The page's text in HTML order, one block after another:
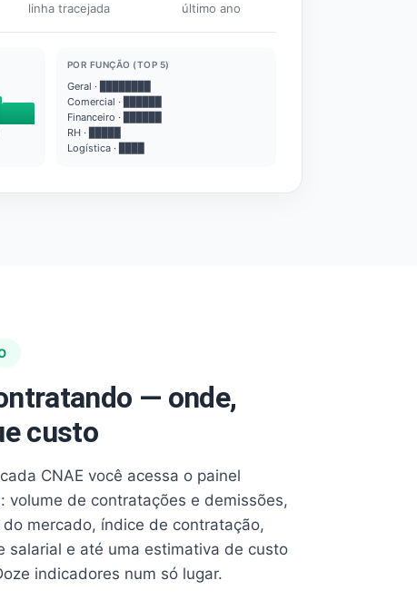
linha tracejada último ano
POR FUNÇÃO (TOP 5)
Geral · ████████
Comercial · ██████
Financeiro · ██████
RH · █████
Logística · ████
— onde,
custo
CNAE você acessa o painel
volume de contratações e demissões,
mercado, índice de contratação,
salarial e até uma estimativa de custo
indicadores num só lugar.